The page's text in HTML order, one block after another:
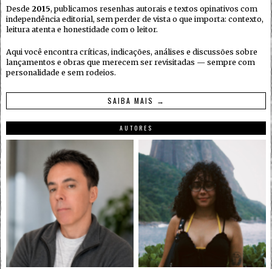
Desde 2015, publicamos resenhas autorais e textos opinativos com
independência editorial, sem perder de vista o que importa: contexto,
leitura atenta e honestidade com o leitor.
Aqui você encontra críticas, indicações, análises e discussões sobre
lançamentos e obras que merecem ser revisitadas — sempre com
personalidade e sem rodeios.
SAIBA MAIS →
AUTORES